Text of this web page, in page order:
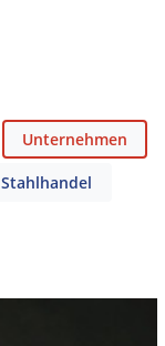
Unternehmen
Stahlhandel